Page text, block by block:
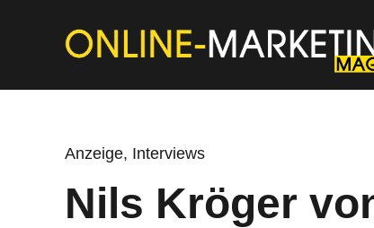
Anzeige, Interviews
Nils Kröger